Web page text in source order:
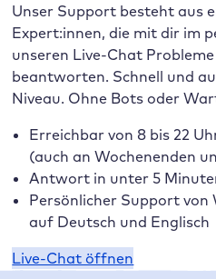
Unser Support besteht aus
Expert:innen, die mit dir im
unseren Live-Chat
beantworten. Schnell und
Niveau. Ohne Bots oder
Erreichbar von 8 bis 22
(auch an Wochenenden
Antwort in unter 5
Persönlicher Support von
auf Deutsch und Englisch
Live-Chat öffnen